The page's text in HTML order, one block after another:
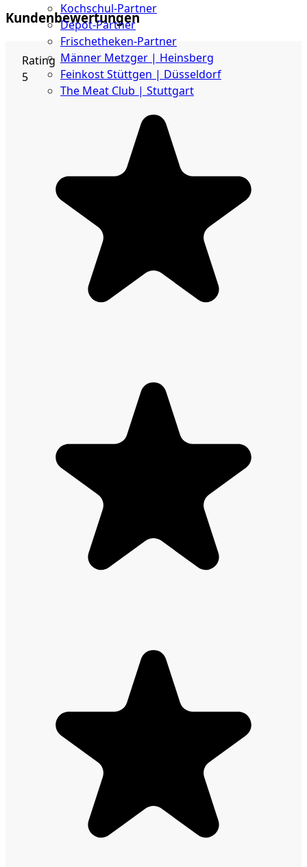
Kochschul-Partner
Depot-Partner
Frischetheken-Partner
Männer Metzger | Heinsberg
Feinkost Stüttgen | Düsseldorf
The Meat Club | Stuttgart
Kundenbewertungen
Rating
5